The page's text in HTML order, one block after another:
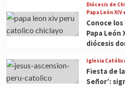
Diócesis de
Papa León XIV
Conoce
Papa León
diócesis
Iglesia
Fiesta de
Señor’: